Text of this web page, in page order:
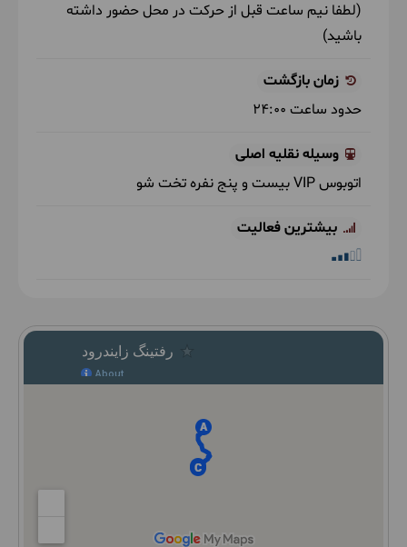
(لطفا نیم ساعت قبل از حرکت در محل حضور داشته
باشید)
زمان بازگشت
حدود ساعت 24:00
وسیله نقلیه اصلی
اتوبوس VIP بیست و پنج نفره تخت شو
بیشترین فعالیت